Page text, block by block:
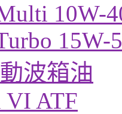
10W-
15W-
波箱油
VI ATF